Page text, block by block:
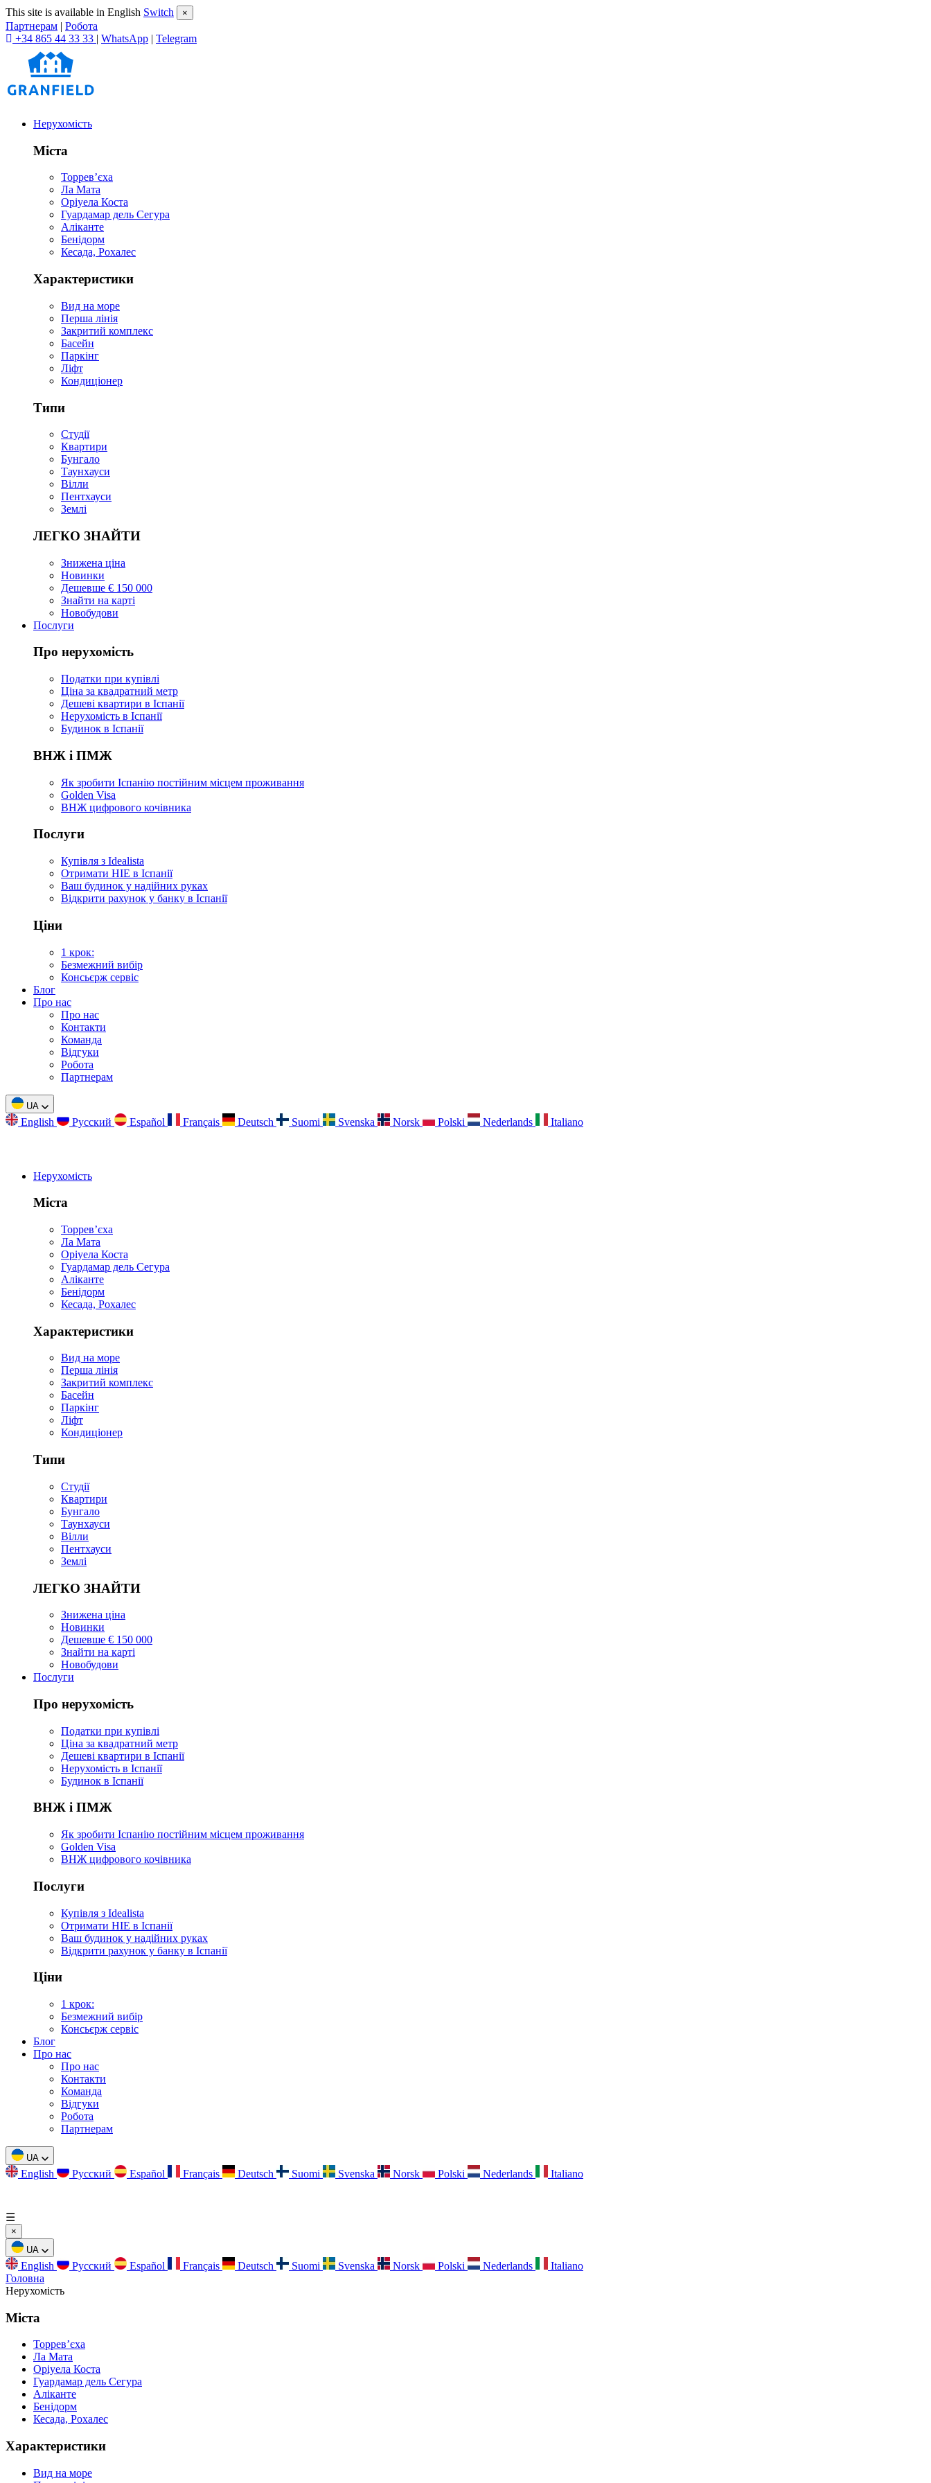
This site is available in English Switch ×
Партнерам | Робота
+34 865 44 33 33 | WhatsApp | Telegram
Нерухомість
Міста
Торревʼєха
Ла Мата
Оріуела Коста
Гуардамар дель Сегура
Аліканте
Бенідорм
Кесада, Рохалес
Характеристики
Вид на море
Перша лінія
Закритий комплекс
Басейн
Паркінг
Ліфт
Кондиціонер
Типи
Студії
Квартири
Бунгало
Таунхауси
Вілли
Пентхауси
Землі
ЛЕГКО ЗНАЙТИ
Знижена ціна
Новинки
Дешевше € 150 000
Знайти на карті
Новобудови
Послуги
Про нерухомість
Податки при купівлі
Ціна за квадратний метр
Дешеві квартири в Іспанії
Нерухомість в Іспанії
Будинок в Іспанії
ВНЖ і ПМЖ
Як зробити Іспанію постійним місцем проживання
Golden Visa
ВНЖ цифрового кочівника
Послуги
Купівля з Idealista
Отримати НІЕ в Іспанії
Ваш будинок у надійних руках
Відкрити рахунок у банку в Іспанії
Ціни
1 крок:
Безмежний вибір
Консьєрж сервіс
Блог
Про нас
Про нас
Контакти
Команда
Відгуки
Робота
Партнерам
UA
English Русский Español Français Deutsch Suomi Svenska Norsk Polski Nederlands Italiano
Нерухомість
Міста
Торревʼєха
Ла Мата
Оріуела Коста
Гуардамар дель Сегура
Аліканте
Бенідорм
Кесада, Рохалес
Характеристики
Вид на море
Перша лінія
Закритий комплекс
Басейн
Паркінг
Ліфт
Кондиціонер
Типи
Студії
Квартири
Бунгало
Таунхауси
Вілли
Пентхауси
Землі
ЛЕГКО ЗНАЙТИ
Знижена ціна
Новинки
Дешевше € 150 000
Знайти на карті
Новобудови
Послуги
Про нерухомість
Податки при купівлі
Ціна за квадратний метр
Дешеві квартири в Іспанії
Нерухомість в Іспанії
Будинок в Іспанії
ВНЖ і ПМЖ
Як зробити Іспанію постійним місцем проживання
Golden Visa
ВНЖ цифрового кочівника
Послуги
Купівля з Idealista
Отримати НІЕ в Іспанії
Ваш будинок у надійних руках
Відкрити рахунок у банку в Іспанії
Ціни
1 крок:
Безмежний вибір
Консьєрж сервіс
Блог
Про нас
Про нас
Контакти
Команда
Відгуки
Робота
Партнерам
UA
English Русский Español Français Deutsch Suomi Svenska Norsk Polski Nederlands Italiano
☰
×
UA
English Русский Español Français Deutsch Suomi Svenska Norsk Polski Nederlands
Italiano
Головна
Нерухомість
Міста
Торревʼєха
Ла Мата
Оріуела Коста
Гуардамар дель Сегура
Аліканте
Бенідорм
Кесада, Рохалес
Характеристики
Вид на море